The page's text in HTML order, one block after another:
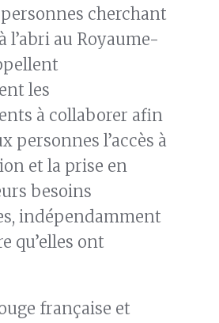
cherchant
l’abri au Royaume-
les
à collaborer afin
personnes l’accès à
et la prise en
besoins
indépendamment
qu’elles ont
française et